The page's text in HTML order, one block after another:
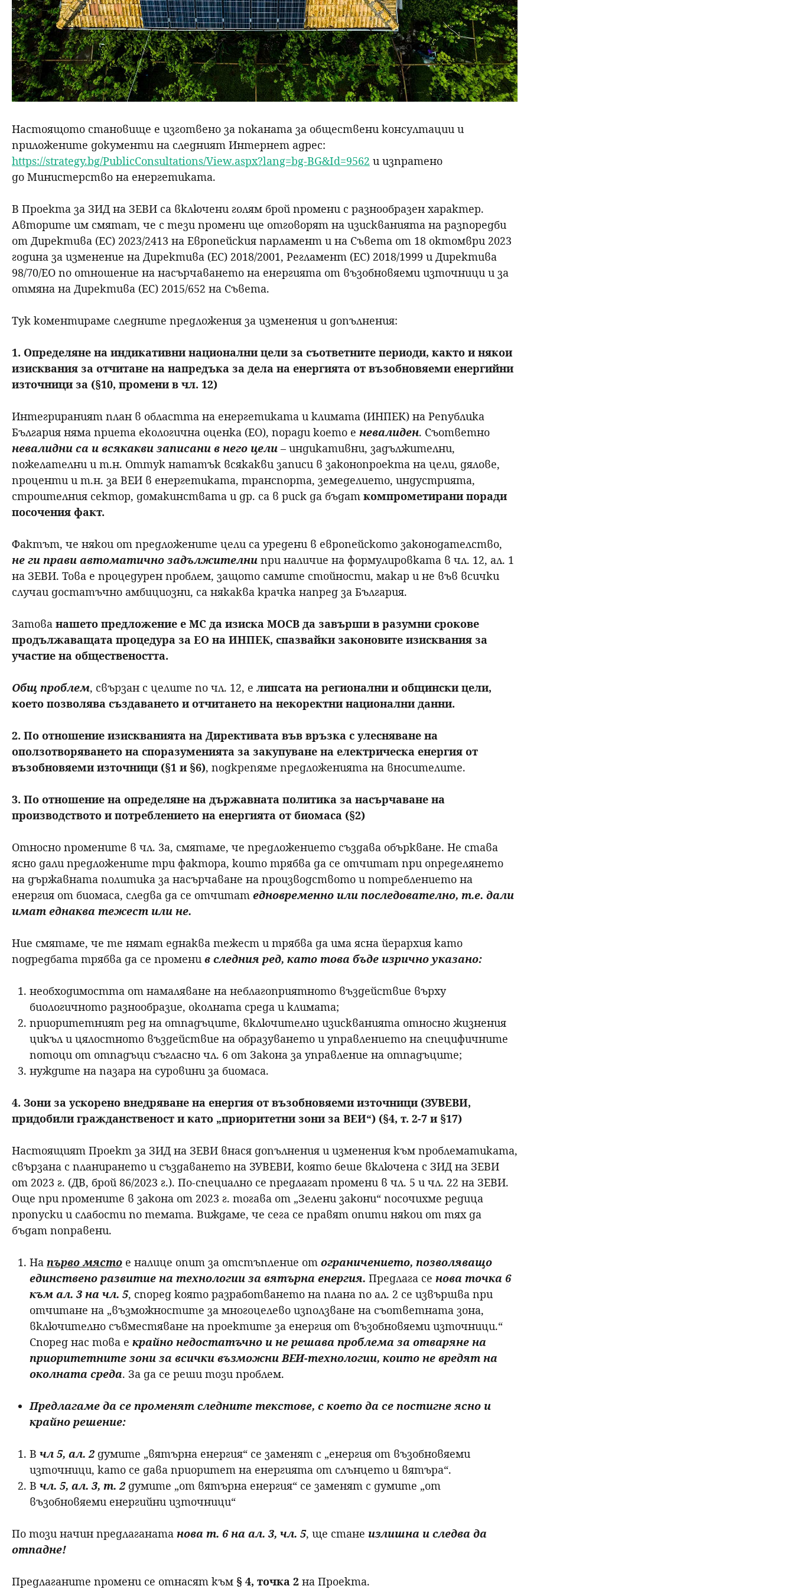
Настоящото становище е изготвено за поканата за обществени консултации и
приложените документи на следният Интернет адрес:
https://strategy.bg/PublicConsultations/View.aspx?lang=bg-BG&Id=9562 и изпратено
до Министерство на енергетиката.
В Проекта за ЗИД на ЗЕВИ са включени голям брой промени с разнообразен характер.
Авторите им смятат, че с тези промени ще отговорят на изискванията на разпоредби
от Директива (ЕС) 2023/2413 на Европейския парламент и на Съвета от 18 октомври 2023
година за изменение на Директива (ЕС) 2018/2001, Регламент (ЕС) 2018/1999 и Директива
98/70/ЕО по отношение на насърчаването на енергията от възобновяеми източници и за
отмяна на Директива (ЕС) 2015/652 на Съвета.
Тук коментираме следните предложения за изменения и допълнения:
1. Определяне на индикативни национални цели за съответните периоди, както и някои
изисквания за отчитане на напредъка за дела на енергията от възобновяеми енергийни
източници за (§10, промени в чл. 12)
Интегрираният план в областта на енергетиката и климата (ИНПЕК) на Република
България няма приета екологична оценка (ЕО), поради което е невалиден. Съответно
невалидни са и всякакви записани в него цели – индикативни, задължителни,
пожелателни и т.н. Оттук нататък всякакви записи в законопроекта на цели, дялове,
проценти и т.н. за ВЕИ в енергетиката, транспорта, земеделието, индустрията,
строителния сектор, домакинствата и др. са в риск да бъдат компрометирани поради
посочения факт.
Фактът, че някои от предложените цели са уредени в европейското законодателство,
не ги прави автоматично задължителни при наличие на формулировката в чл. 12, ал. 1
на ЗЕВИ. Това е процедурен проблем, защото самите стойности, макар и не във всички
случаи достатъчно амбициозни, са някаква крачка напред за България.
Затова нашето предложение е МС да изиска МОСВ да завърши в разумни срокове
продължаващата процедура за ЕО на ИНПЕК, спазвайки законовите изисквания за
участие на обществеността.
Общ проблем, свързан с целите по чл. 12, е липсата на регионални и общински цели,
което позволява създаването и отчитането на некоректни национални данни.
2. По отношение изискванията на Директивата във връзка с улесняване на
оползотворяването на споразуменията за закупуване на електрическа енергия от
възобновяеми източници (§1 и §6), подкрепяме предложенията на вносителите.
3. По отношение на определяне на държавната политика за насърчаване на
производството и потреблението на енергията от биомаса (§2)
Относно промените в чл. 3а, смятаме, че предложението създава объркване. Не става
ясно дали предложените три фактора, които трябва да се отчитат при определянето
на държавната политика за насърчаване на производството и потреблението на
енергия от биомаса, следва да се отчитат едновременно или последователно, т.е. дали
имат еднаква тежест или не.
Ние смятаме, че те нямат еднаква тежест и трябва да има ясна йерархия като
подредбата трябва да се промени в следния ред, като това бъде изрично указано:
необходимостта от намаляване на неблагоприятното въздействие върху
биологичното разнообразие, околната среда и климата;
приоритетният ред на отпадъците, включително изискванията относно жизнения
цикъл и цялостното въздействие на образуването и управлението на специфичните
потоци от отпадъци съгласно чл. 6 от Закона за управление на отпадъците;
нуждите на пазара на суровини за биомаса.
4. Зони за ускорено внедряване на енергия от възобновяеми източници (ЗУВЕВИ,
придобили гражданственост и като „приоритетни зони за ВЕИ“) (§4, т. 2-7 и §17)
Настоящият Проект за ЗИД на ЗЕВИ внася допълнения и изменения към проблематиката,
свързана с планирането и създаването на ЗУВЕВИ, която беше включена с ЗИД на ЗЕВИ
от 2023 г. (ДВ, брой 86/2023 г.). По-специално се предлагат промени в чл. 5 и чл. 22 на ЗЕВИ.
Още при промените в закона от 2023 г. тогава от „Зелени закони“ посочихме редица
пропуски и слабости по темата. Виждаме, че сега се правят опити някои от тях да
бъдат поправени.
На първо място е налице опит за отстъпление от ограничението, позволяващо
единствено развитие на технологии за вятърна енергия. Предлага се нова точка 6
към ал. 3 на чл. 5, според която разработването на плана по ал. 2 се извършва при
отчитане на „възможностите за многоцелево използване на съответната зона,
включително съвместяване на проектите за енергия от възобновяеми източници.“
Според нас това е крайно недостатъчно и не решава проблема за отваряне на
приоритетните зони за всички възможни ВЕИ-технологии, които не вредят на
околната среда. За да се реши този проблем.
Предлагаме да се променят следните текстове, с което да се постигне ясно и
крайно решение:
В чл 5, ал. 2 думите „вятърна енергия“ се заменят с „енергия от възобновяеми
източници, като се дава приоритет на енергията от слънцето и вятъра“.
В чл. 5, ал. 3, т. 2 думите „от вятърна енергия“ се заменят с думите „от
възобновяеми енергийни източници“
По този начин предлаганата нова т. 6 на ал. 3, чл. 5, ще стане излишна и следва да
отпадне!
Предлаганите промени се отнасят към § 4, точка 2 на Проекта.